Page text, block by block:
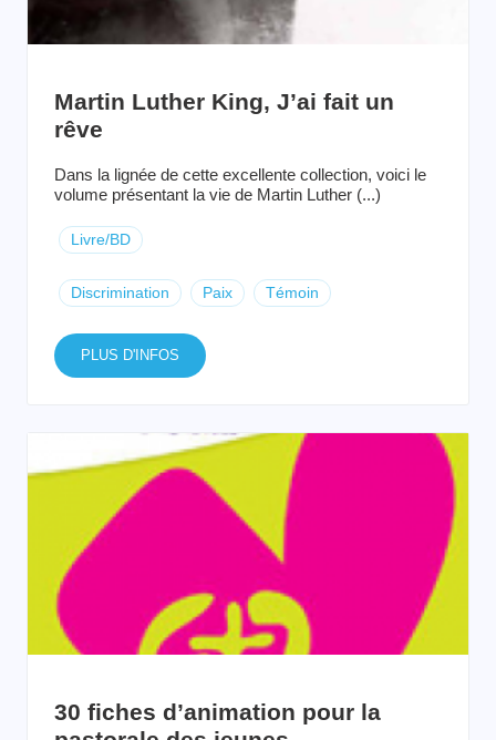
Martin Luther King, J’ai fait un
rêve
Dans la lignée de cette excellente collection, voici le
volume présentant la vie de Martin Luther (...)
Livre/BD
Discrimination Paix Témoin
PLUS D'INFOS
30 fiches d’animation pour la